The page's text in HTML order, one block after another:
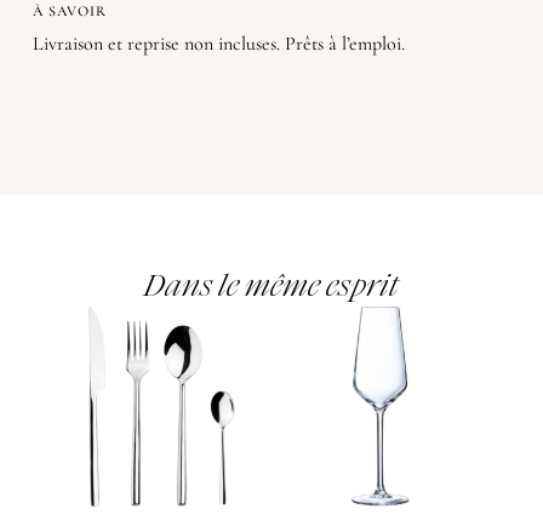
À SAVOIR
Livraison et reprise non incluses. Prêts à l’emploi.
Dans le même esprit